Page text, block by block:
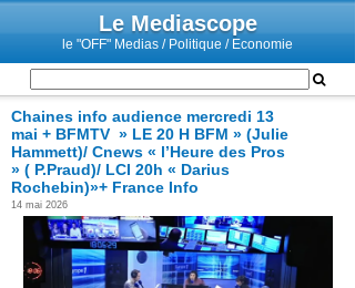
Le Mediascope
le "OFF" Medias / Politique / Economie
Chaines info audience mercredi 13
mai + BFMTV » LE 20 H BFM » (Julie
Hammett)/ Cnews « l’Heure des Pros
» ( P.Praud)/ LCI 20h « Darius
Rochebin)»+ France Info
14 mai 2026